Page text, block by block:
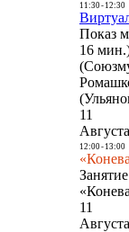
11:30- 12:30
Показ
16
11
Августа
12:00- 13:00
11
Августа